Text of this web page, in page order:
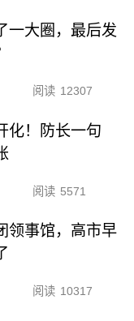
一大圈，最后发
阅读 12307
化！防长一句
阅读 5571
领事馆，高市早
阅读 10317